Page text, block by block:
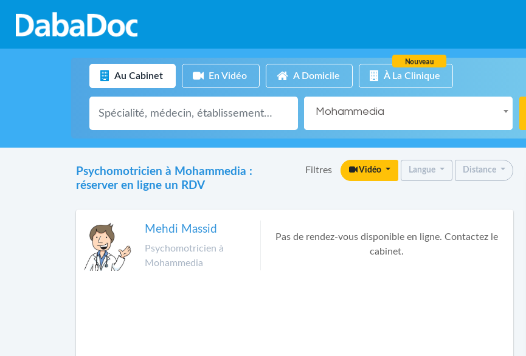
Au Cabinet En Vidéo A Domicile À La Clinique
Nouveau
Mohammedia
Psychomotricien à Mohammedia :
réserver en ligne un RDV
Filtres Vidéo Langue Distance
Mehdi Massid
Psychomotricien à
Mohammedia
Pas de rendez-vous disponible en ligne. Contactez le
cabinet.